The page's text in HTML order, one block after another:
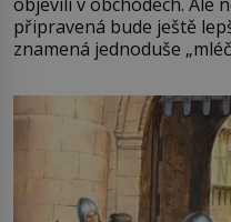
připravená bude ještě
znamená jednoduše
pře hned několik
Francie, kde se traduje,